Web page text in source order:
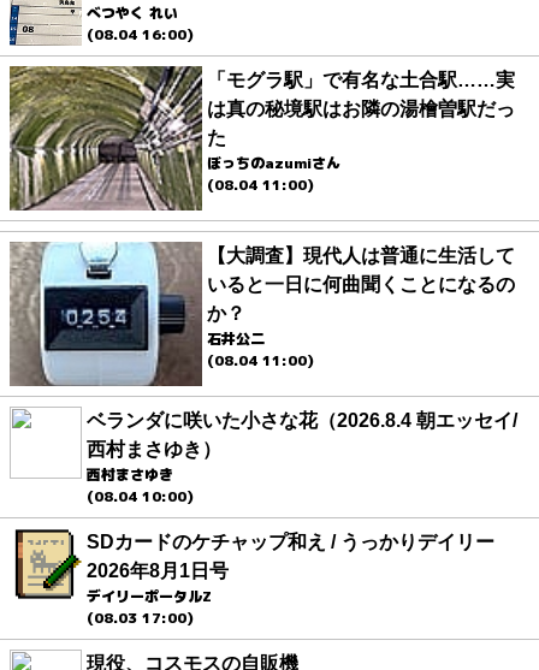
べつやく れい
(08.04 16:00)
「モグラ駅」で有名な土合駅……実
は真の秘境駅はお隣の湯檜曽駅だっ
た
ぼっちのazumiさん
(08.04 11:00)
【大調査】現代人は普通に生活して
いると一日に何曲聞くことになるの
か？
石井公二
(08.04 11:00)
ベランダに咲いた小さな花（2026.8.4 朝エッセイ/
西村まさゆき）
西村まさゆき
(08.04 10:00)
SDカードのケチャップ和え / うっかりデイリー
2026年8月1日号
デイリーポータルZ
(08.03 17:00)
現役、コスモスの自販機